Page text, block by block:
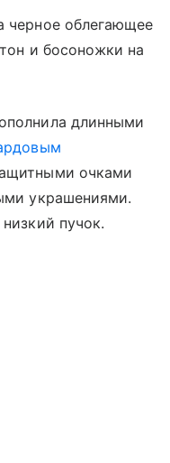
черное облегающее
и босоножки на
длинными
очками
украшениями.
пучок.